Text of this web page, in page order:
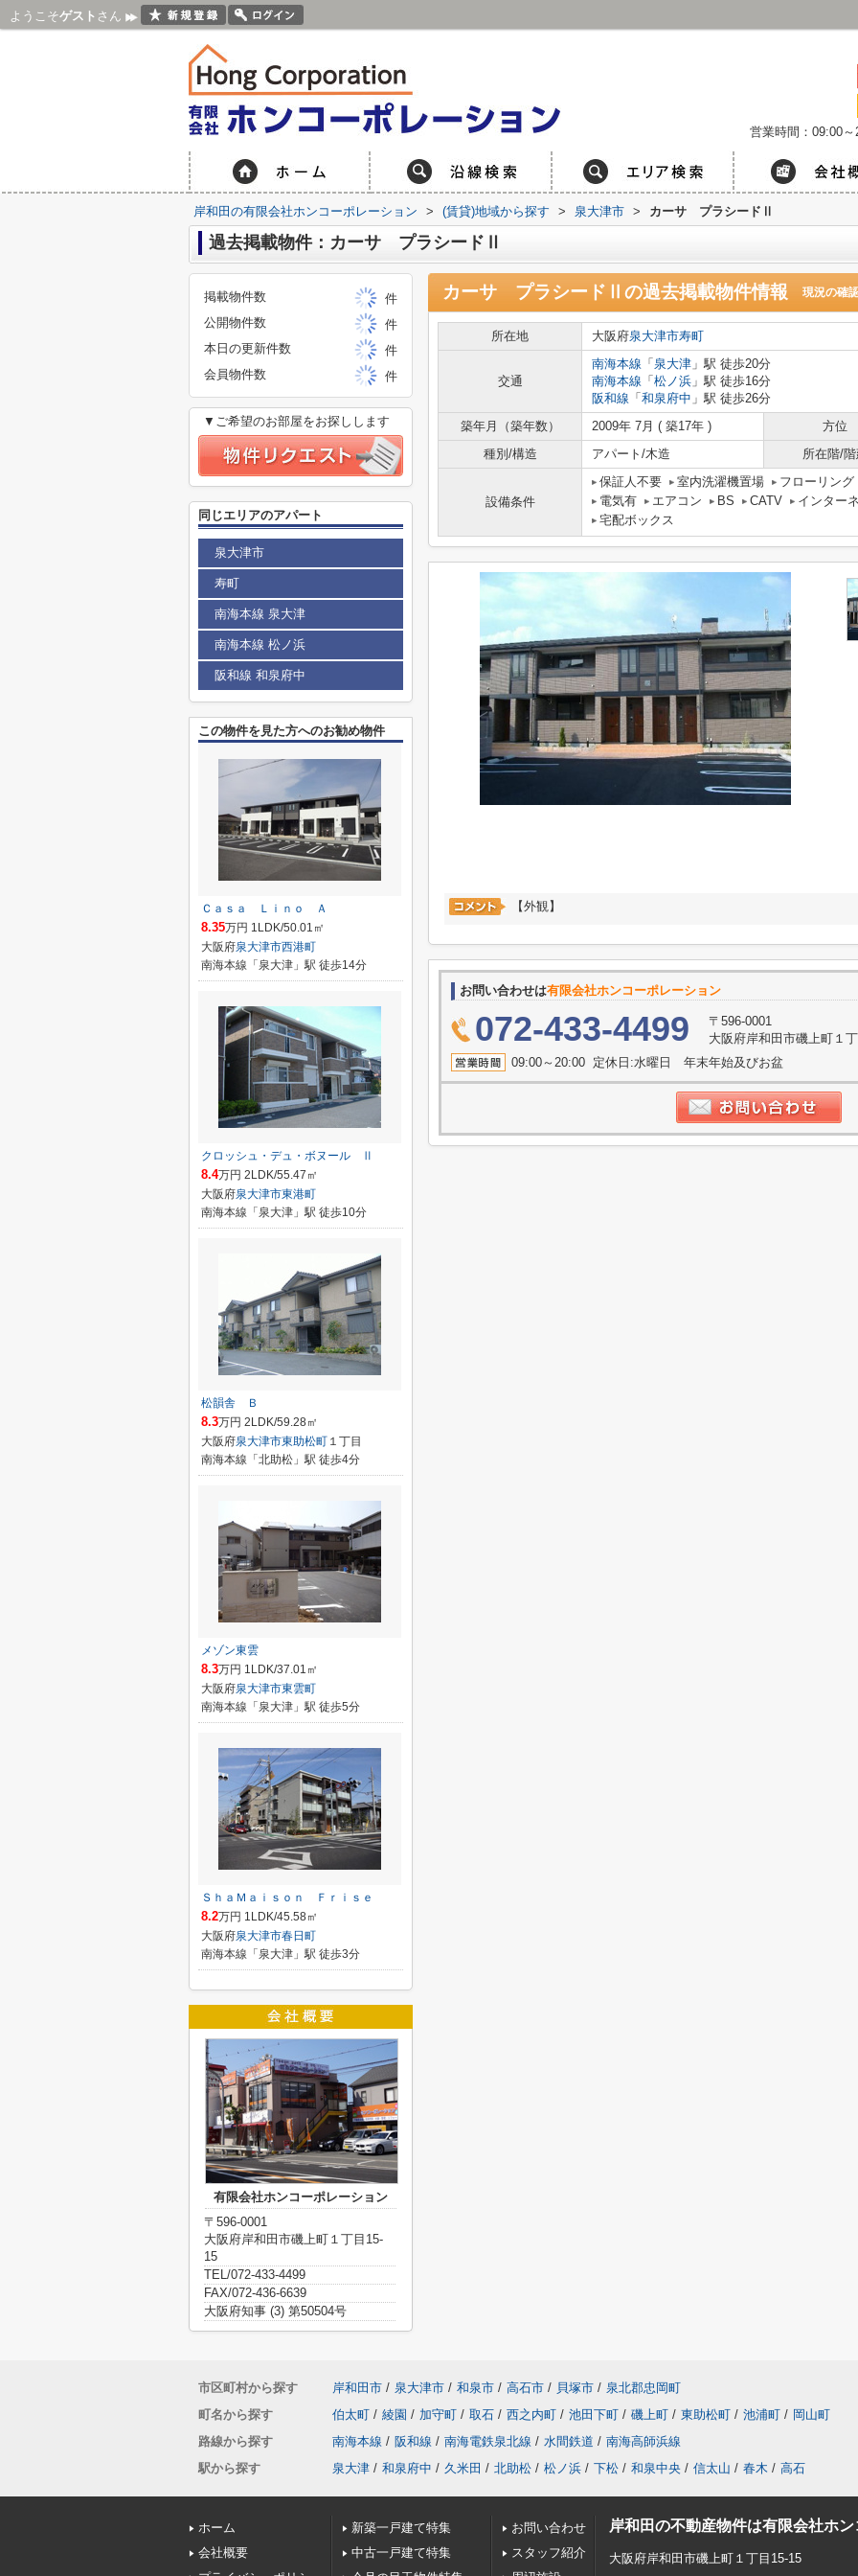
ようこそゲスト さん
営業時間：09:00～
岸和田の有限会社ホンコーポレーション > (賃貸)地域から探す > 泉大津市 > カーサ プラシードⅡ
過去掲載物件：カーサ プラシードⅡ
カーサ プラシードⅡ の過去掲載物件情報 現況の確
所在地 大阪府泉大津市寿町
交通
南海本線 「 泉大津 」駅 徒歩20分
南海本線 「 松ノ浜 」駅 徒歩16分
阪和線 「 和泉府中 」駅 徒歩26分
築年月（築年数）
2009年 7月 ( 築17年 ) 方位
種別/構造
アパート/木造 所在階/階
設備条件
保証人不要 室内洗濯機置場 フローリング
電気有
エアコン BS CATV インター
宅配ボックス
【外観】
お問い合わせは有限会社ホンコーポレーション
072-433-4499
〒596-0001
大阪府岸和田市磯上町１
09:00～20:00 定休日:水曜日 年末年始及びお盆
掲載物件数
件
公開物件数
件
本日の更新件数
件
会員物件数
件
▼ご希望のお部屋をお探しします
同じエリアのアパート
泉大津市
寿町
南海本線 泉大津
南海本線 松ノ浜
阪和線 和泉府中
この物件を見た方へのお勧め物件
Ｃａｓａ Ｌｉｎｏ Ａ
8.35万円 1LDK/50.01㎡
大阪府泉大津市西港町
南海本線「泉大津」駅 徒歩14分
クロッシュ・デュ・ボヌール Ⅱ
8.4万円 2LDK/55.47㎡
大阪府泉大津市東港町
南海本線「泉大津」駅 徒歩10分
松韻舎 Ｂ
8.3万円 2LDK/59.28㎡
大阪府泉大津市東助松町 １丁目
南海本線「北助松」駅 徒歩4分
メゾン東雲
8.3万円 1LDK/37.01㎡
大阪府泉大津市東雲町
南海本線「泉大津」駅 徒歩5分
ＳｈａＭａｉｓｏｎ Ｆｒｉｓｅ
8.2万円 1LDK/45.58㎡
大阪府泉大津市春日町
南海本線「泉大津」駅 徒歩3分
有限会社ホンコーポレーション
〒596-0001
大阪府岸和田市磯上町１丁目15-
15
TEL/072-433-4499
FAX/072-436-6639
大阪府知事 (3) 第50504号
市区町村から探す 岸和田市 / 泉大津市 / 和泉市 / 高石市 / 貝塚市 / 泉北郡忠岡町
町名から探す
伯太町 / 綾園 / 加守町 / 取石 / 西之内町 / 池田下町 / 磯上町 / 東助松町 / 池浦町 / 岡山町
路線から探す
南海本線 / 阪和線 / 南海電鉄泉北線 / 水間鉄道 / 南海高師浜線
駅から探す
泉大津 / 和泉府中 / 久米田 / 北助松 / 松ノ浜 / 下松 / 和泉中央 / 信太山 / 春木 / 高石
ホーム
会社概要
新築一戸建て特集
中古一戸建て特集
お問い合わせ
スタッフ紹介
岸和田の不動産物件は有限会社ホ
大阪府岸和田市磯上町１丁目15-15